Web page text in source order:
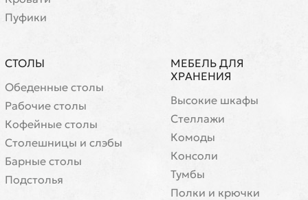
Пуфики
СТОЛЫ
Обеденные столы
Рабочие столы
Кофейные столы
Cтолешницы и слэбы
Барные столы
Подстолья
МЕБЕЛЬ ДЛЯ
ХРАНЕНИЯ
Высокие шкафы
Стеллажи
Комоды
Консоли
Тумбы
Полки и крючки